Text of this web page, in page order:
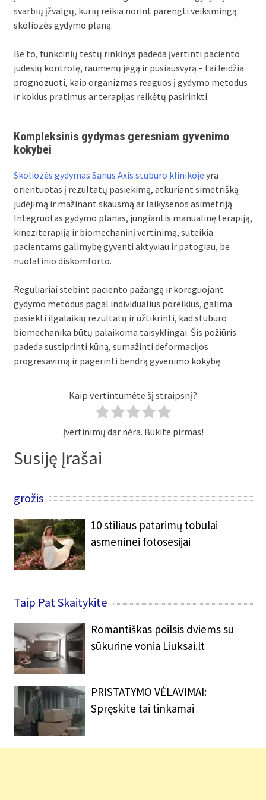
svarbių įžvalgų, kurių reikia norint parengti veiksmingą
skoliozės gydymo planą.
Be to, funkcinių testų rinkinys padeda įvertinti paciento
judesių kontrolę, raumenų jėgą ir pusiausvyrą – tai leidžia
prognozuoti, kaip organizmas reaguos į gydymo metodus
ir kokius pratimus ar terapijas reikėtų pasirinkti.
Kompleksinis gydymas geresniam gyvenimo
kokybei
Skoliozės gydymas Sanus Axis stuburo klinikoje yra
orientuotas į rezultatų pasiekimą, atkuriant simetrišką
judėjimą ir mažinant skausmą ar laikysenos asimetriją.
Integruotas gydymo planas, jungiantis manualinę terapiją,
kineziterapiją ir biomechaninį vertinimą, suteikia
pacientams galimybę gyventi aktyviau ir patogiau, be
nuolatinio diskomforto.
Reguliariai stebint paciento pažangą ir koreguojant
gydymo metodus pagal individualius poreikius, galima
pasiekti ilgalaikių rezultatų ir užtikrinti, kad stuburo
biomechanika būtų palaikoma taisyklingai. Šis požiūris
padeda sustiprinti kūną, sumažinti deformacijos
progresavimą ir pagerinti bendrą gyvenimo kokybę.
Kaip vertintumėte šį straipsnį?
Įvertinimų dar nėra. Būkite pirmas!
Susiję Įrašai
grožis
10 stiliaus patarimų tobulai
asmeninei fotosesijai
Taip Pat Skaitykite
Romantiškas poilsis dviems su
sūkurine vonia Liuksai.lt
PRISTATYMO VĖLAVIMAI:
Spręskite tai tinkamai